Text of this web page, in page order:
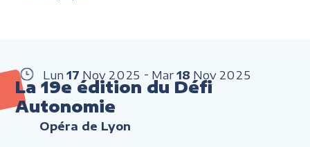
Lun 17 Nov 2025 Mar 18 Nov 2025
La 19e édition du Défi
Autonomie
Opéra de Lyon